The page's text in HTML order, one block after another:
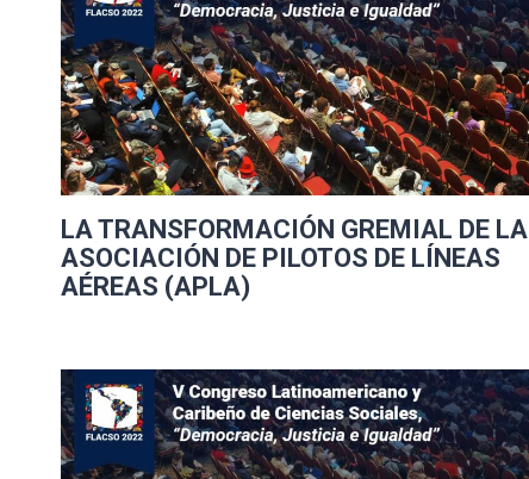
LA TRANSFORMACIÓN GREMIAL DE LA
ASOCIACIÓN DE PILOTOS DE LÍNEAS
AÉREAS (APLA)